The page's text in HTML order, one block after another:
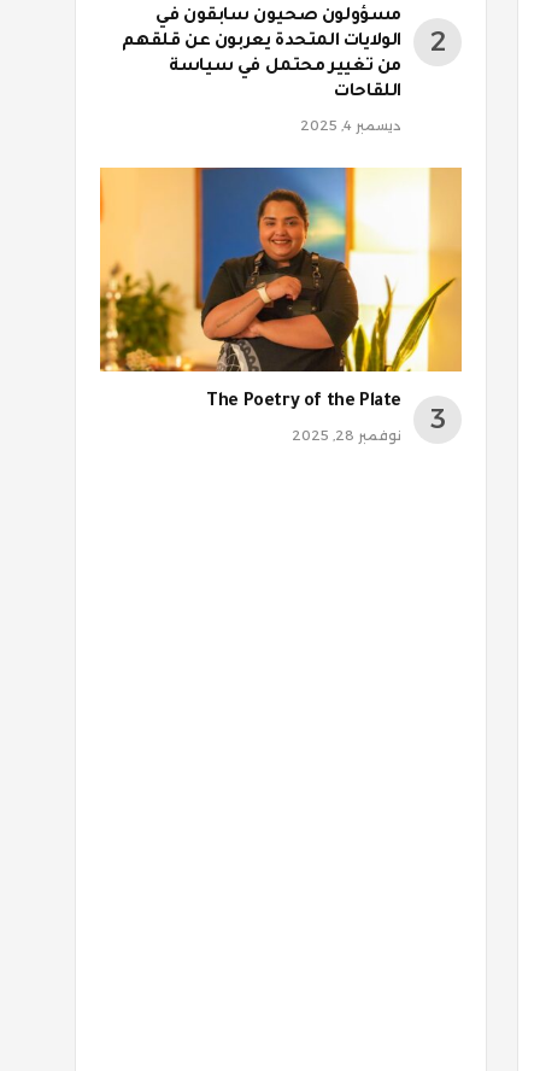
مسؤولون صحيون سابقون في
الولايات المتحدة يعربون عن قلقهم
من تغيير محتمل في سياسة
اللقاحات
ديسمبر 4, 2025
The Poetry of the Plate
نوفمبر 28, 2025